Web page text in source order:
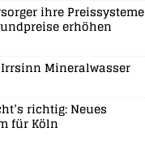
ihre Preissysteme
erhöhen
Irrsinn Mineralwasser
richtig: Neues
für Köln